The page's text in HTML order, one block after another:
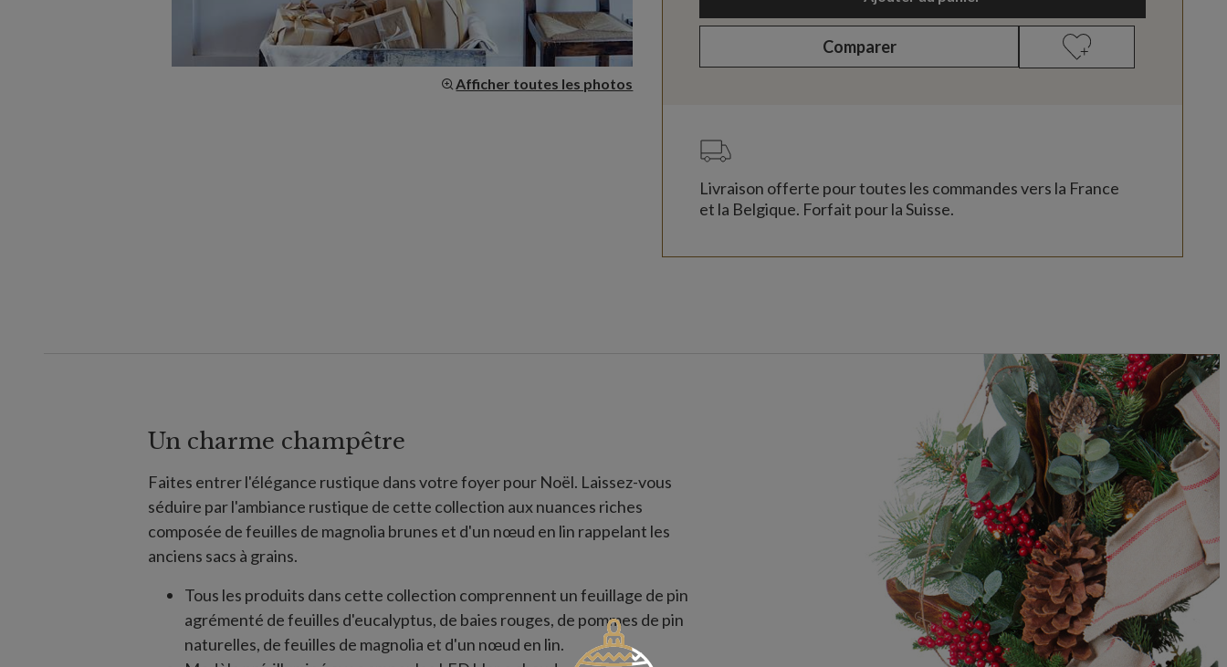
Afficher toutes les photos
Comparer
Livraison offerte pour toutes les commandes vers la France
et la Belgique. Forfait pour la Suisse.
Un charme champêtre
Faites entrer l'élégance rustique dans votre foyer pour Noël. Laissez-vous
séduire par l'ambiance rustique de cette collection aux nuances riches
composée de feuilles de magnolia brunes et d'un nœud en lin rappelant les
anciens sacs à grains.
Tous les produits dans cette collection comprennent un feuillage de pin
agrémenté de feuilles d'eucalyptus, de baies rouges, de pommes de pin
naturelles, de feuilles de magnolia et d'un nœud en lin.